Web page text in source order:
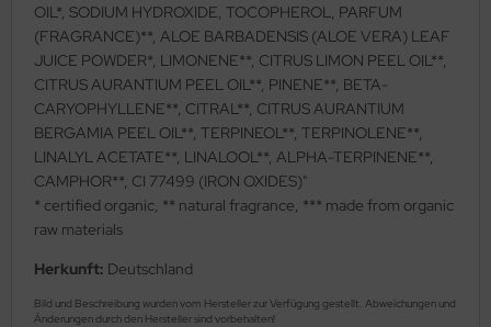
OIL*, SODIUM HYDROXIDE, TOCOPHEROL, PARFUM
(FRAGRANCE)**, ALOE BARBADENSIS (ALOE VERA) LEAF
JUICE POWDER*, LIMONENE**, CITRUS LIMON PEEL OIL**,
CITRUS AURANTIUM PEEL OIL**, PINENE**, BETA-
CARYOPHYLLENE**, CITRAL**, CITRUS AURANTIUM
BERGAMIA PEEL OIL**, TERPINEOL**, TERPINOLENE**,
LINALYL ACETATE**, LINALOOL**, ALPHA-TERPINENE**,
CAMPHOR**, CI 77499 (IRON OXIDES)"
* certified organic, ** natural fragrance, *** made from organic
raw materials
Herkunft: Deutschland
Bild und Beschreibung wurden vom Hersteller zur Verfügung gestellt. Abweichungen und
Änderungen durch den Hersteller sind vorbehalten!